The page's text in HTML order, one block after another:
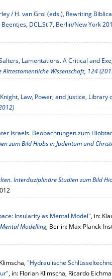
/ H. van Grol (eds.), Rewriting
DCL.St 7, Berlin/New York
Lamentations. A Critical and
Wissenschaft, 124
Law, Power, and Justice,
Israels. Beobachtungen zum
zum Bild Hiobs in Judentum und
Interdisziplinäre Studien zum Bild
Insularity as Mental Model", in:
Modelling, Berlin: Max-Planck-
"Hydraulische
, in: Florian Klimscha, Ricardo